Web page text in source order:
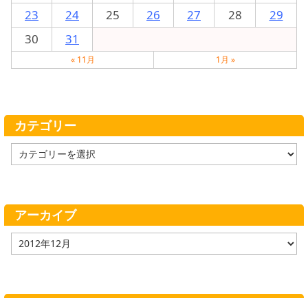
23
24 25 26 27 28
29
30
31
« 11月 1月 »
カテゴリー
テ
ー
アーカイブ
ア
ー
ブ